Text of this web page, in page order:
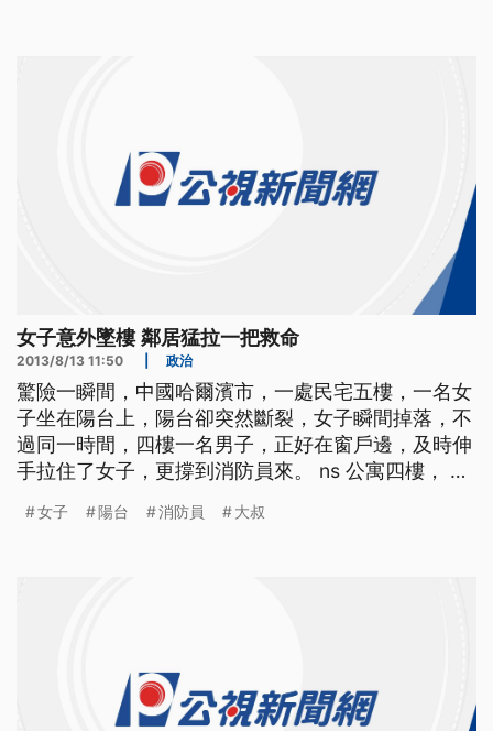
女子意外墜樓 鄰居猛拉一把救命
2013/8/13 11:50 政治
驚險一瞬間，中國哈爾濱市，一處民宅五樓，一名女
子坐在陽台上，陽台卻突然斷裂，女子瞬間掉落，不
過同一時間，四樓一名男子，正好在窗戶邊，及時伸
手拉住了女子，更撐到消防員來。 ns 公寓四樓， 這
男子， 一把抓住， 仔細看，女子身邊， 男友緊緊抓
女子 陽台 消防員 大叔